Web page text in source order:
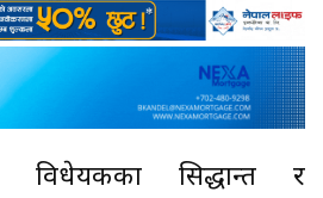
विधेयकका सिद्धान्त र